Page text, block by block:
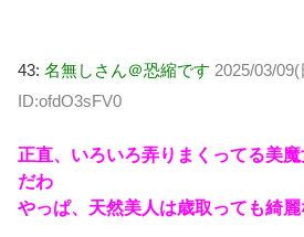
43: 名無しさん＠恐縮です 2025/03/
ID:ofdO3sFV0
正直、いろいろ弄りまくってる美
だわ
やっぱ、天然美人は歳取っても綺